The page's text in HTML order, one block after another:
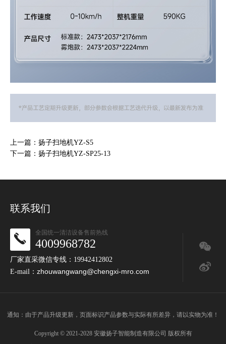
上一篇：扬子扫地机YZ-S5
下一篇：扬子扫地机YZ-SP25-13
联系我们
全国统一清洁设备售前热线
4009968782
厂家直采微信专线：19942412802
E-mail： zhouwangwang@chengxi-mro.com
通知：由于产品升级更新，页面标识产品参数与实际有所差异，请以实物为准！
Copyright © 2021-2028 安徽扬子智能制造有限公司 版权所有